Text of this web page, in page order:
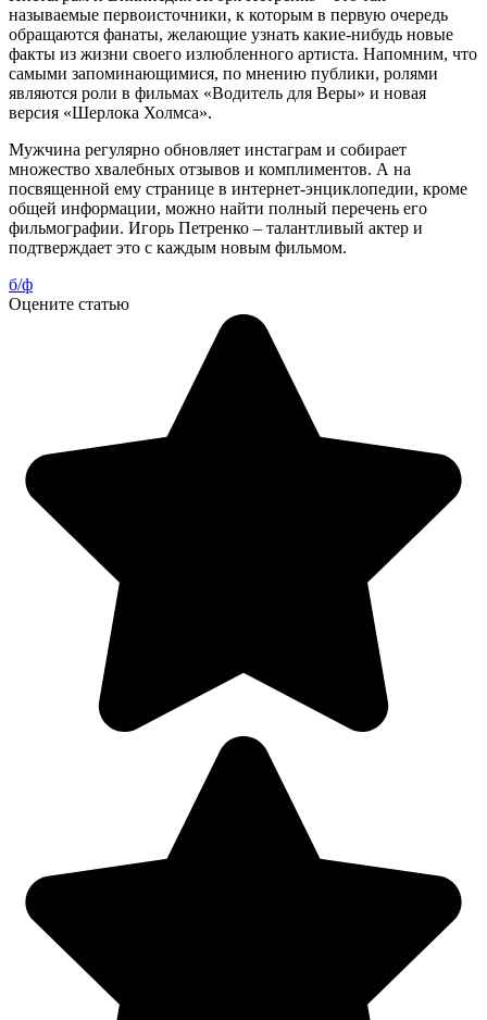
называемые первоисточники, к которым в первую очередь
обращаются фанаты, желающие узнать какие-нибудь новые
факты из жизни своего излюбленного артиста. Напомним, что
самыми запоминающимися, по мнению публики, ролями
являются роли в фильмах «Водитель для Веры» и новая
версия «Шерлока Холмса».
Мужчина регулярно обновляет инстаграм и собирает
множество хвалебных отзывов и комплиментов. А на
посвященной ему странице в интернет-энциклопедии, кроме
общей информации, можно найти полный перечень его
фильмографии. Игорь Петренко – талантливый актер и
подтверждает это с каждым новым фильмом.
б/ф
Оцените статью